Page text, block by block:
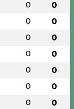
0 0
0 0
0 0
0 0
0 0
0 0
0 0